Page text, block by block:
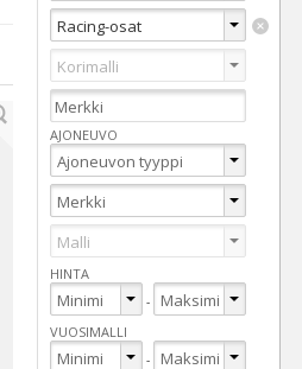
AJONEUVO
HINTA
-
VUOSIMALLI
-